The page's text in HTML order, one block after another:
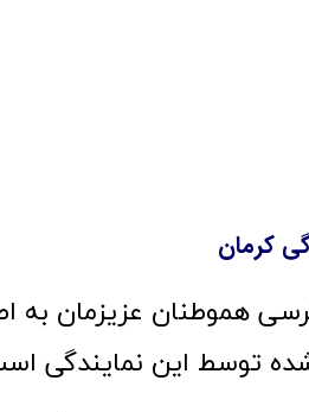
کرمان
توسط این نمایندگی‌ است.